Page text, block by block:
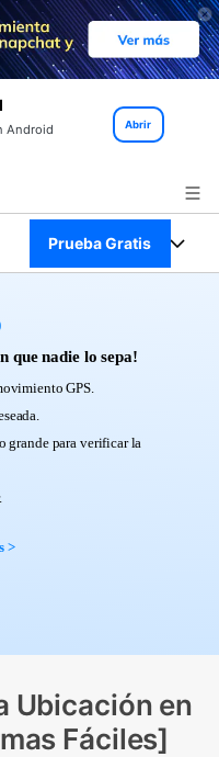
Android
Abrir
Prueba Gratis
que nadie lo sepa!
GPS.
grande para verificar la
>
Ubicación en
Fáciles]